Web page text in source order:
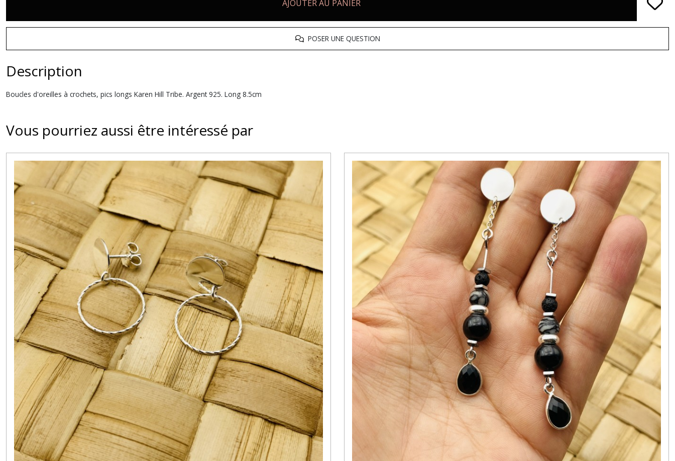
AJOUTER AU PANIER
POSER UNE QUESTION
Description
Boucles d'oreilles à crochets, pics longs Karen Hill Tribe. Argent 925. Long 8.5cm
Vous pourriez aussi être intéressé par